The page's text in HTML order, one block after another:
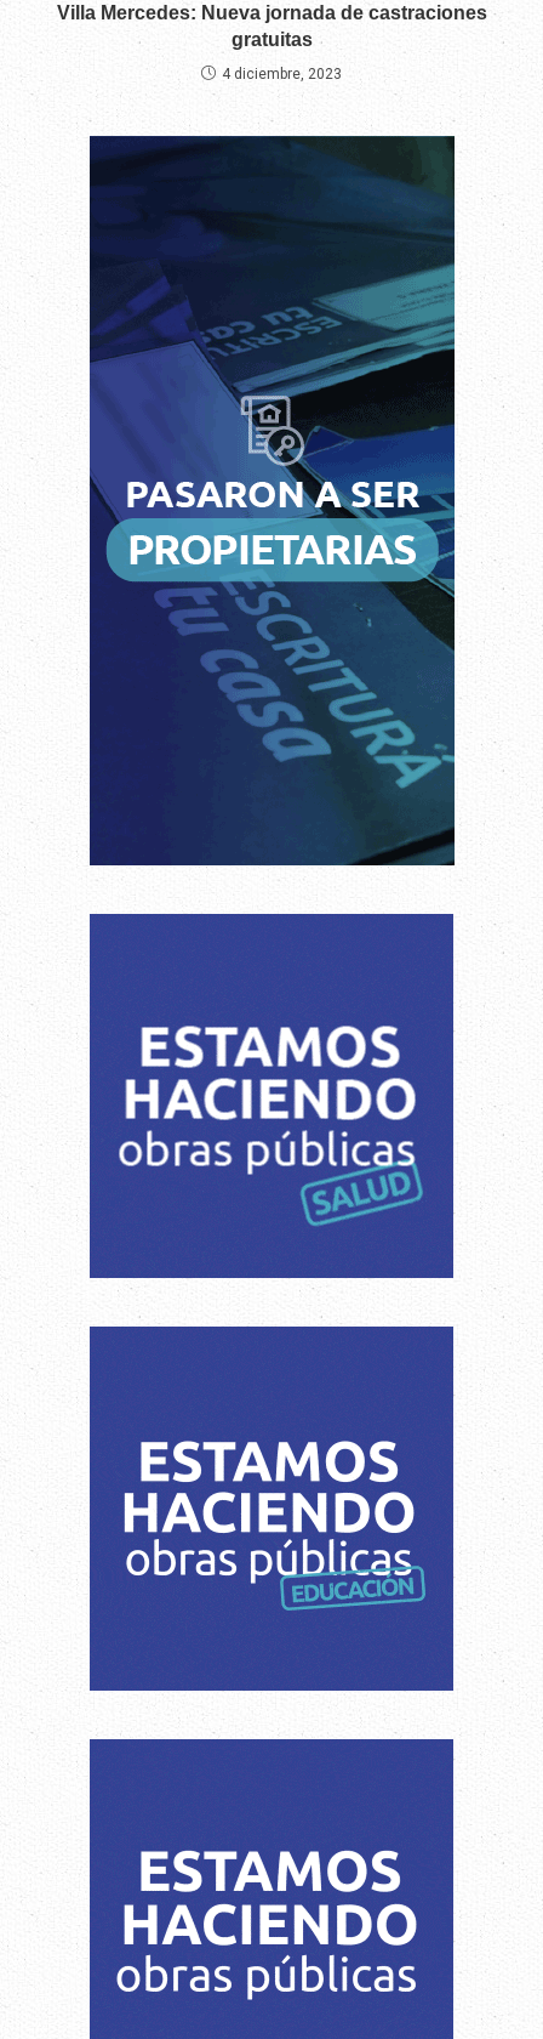
Villa Mercedes: Nueva jornada de castraciones
gratuitas
4 diciembre, 2023